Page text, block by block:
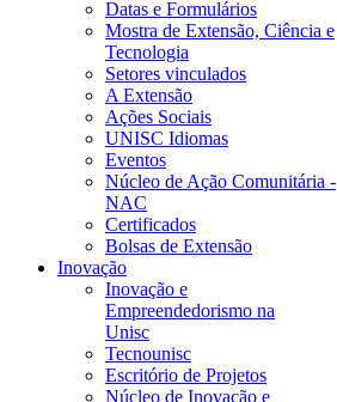
Datas e Formulários
Mostra de Extensão, Ciência e
Tecnologia
Setores vinculados
A Extensão
Ações Sociais
UNISC Idiomas
Eventos
Núcleo de Ação Comunitária -
NAC
Certificados
Bolsas de Extensão
Inovação
Inovação e
Empreendedorismo na
Unisc
Tecnounisc
Escritório de Projetos
Núcleo de Inovação e